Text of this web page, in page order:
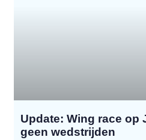
Update: Wing race op
geen wedstrijden